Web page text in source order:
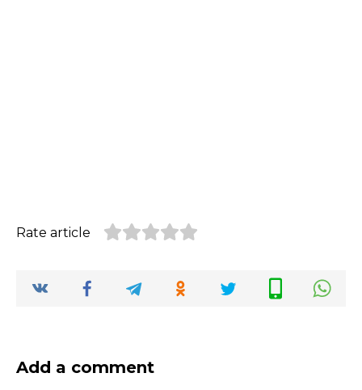
Rate article
Add a comment